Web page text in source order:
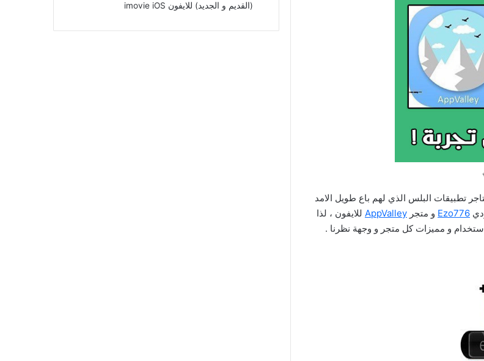
تطبيقات البلس الذي لهم باع طويل الامد
Ezo776 و متجر AppValley للايفون ، لذا
و مميزات كل متجر و وجهة نظرنا .
(القديم و الجديد) للايفون imovie iOS